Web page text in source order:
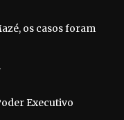
os casos foram
Executivo